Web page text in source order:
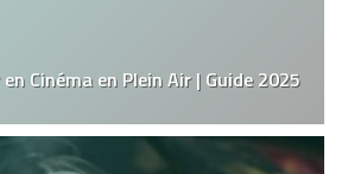
Cinéma en Plein Air | Guide 2025